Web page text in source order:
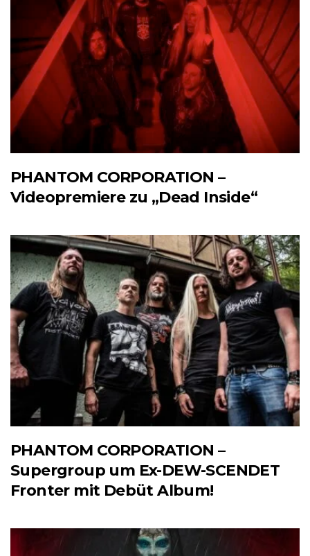
PHANTOM CORPORATION –
Videopremiere zu „Dead Inside“
PHANTOM CORPORATION –
Supergroup um Ex-DEW-SCENDET
Fronter mit Debüt Album!